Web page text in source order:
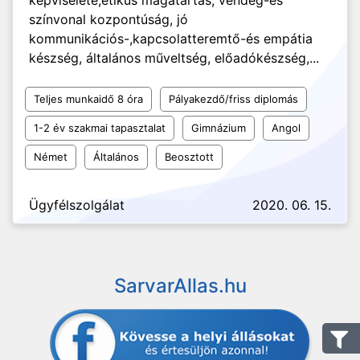
színvonal kozpontúság, jó
kommunikációs-,kapcsolatteremtő-és empátia
készség, általános műveltség, előadókészség,...
Teljes munkaidő 8 óra Pályakezdő/friss diplomás
1-2 év szakmai tapasztalat Gimnázium Angol
Német Általános Beosztott
Ügyfélszolgálat 2020. 06. 15.
SarvarAllas.hu